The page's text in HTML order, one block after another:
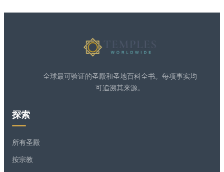
全球最可验证的圣殿和圣地百科全书。每项事实均
可追溯其来源。
探索
所有圣殿
按宗教